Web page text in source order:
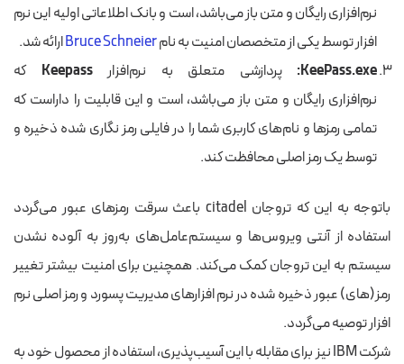
نرم‌افزاری رایگان و متن باز می‌باشد، است و بانک اطلاعاتی اولیه این نرم
افزار توسط یکی از متخصصان امنیت به نامBruce Schneierارائه شد.
KeePass.exe
:پردازشی متعلق به نرم‌افزارKeepass که
نرم‌افزاری رایگان و متن باز می‌باشد، است و این قابلیت را داراست که
تمامی رمزها و نام‌های کاربری شما را در فایلی رمز نگاری شده ذخیره و
توسط یک رمز اصلی محافظت کند.
باتوجه به این که تروجان citadel باعث سرقت رمز‌های عبور می‌گردد
استفاده از آنتی ویروس‌ها و سیستم‌عامل‌های به‌روز به آلوده نشدن
سیستم به این تروجان کمک می‌کند. همچنین برای امنیت بیشتر تغییر
رمز(های) عبور ذخیره شده در نرم افزارهای مدیریت پسورد و رمز اصلی نرم
افزار توصیه می‌گردد.
شرکت IBM نیز برای مقابله با این آسیب‌پذیری، استفاده از محصول خود به